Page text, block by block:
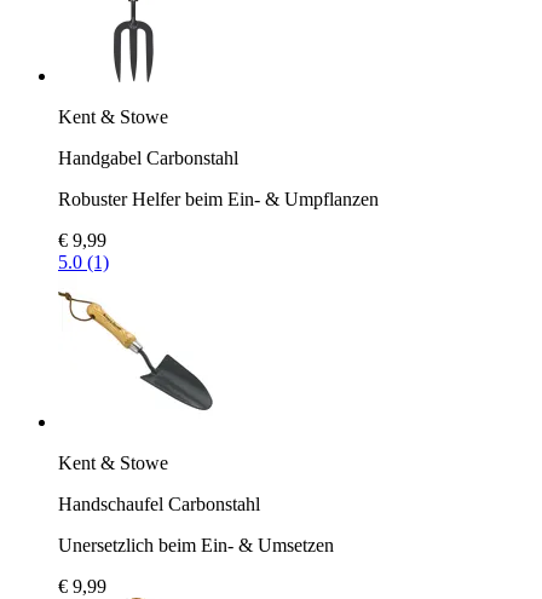
Kent & Stowe
Handgabel Carbonstahl
Robuster Helfer beim Ein- & Umpflanzen
€ 9,99
5.0 (1)
Kent & Stowe
Handschaufel Carbonstahl
Unersetzlich beim Ein- & Umsetzen
€ 9,99